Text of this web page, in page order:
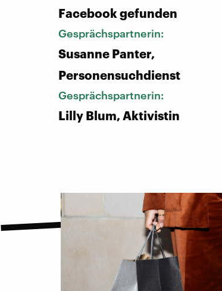
Facebook gefunden
Gesprächspartnerin:
Susanne Panter,
Personensuchdienst
Gesprächspartnerin:
Lilly Blum, Aktivistin